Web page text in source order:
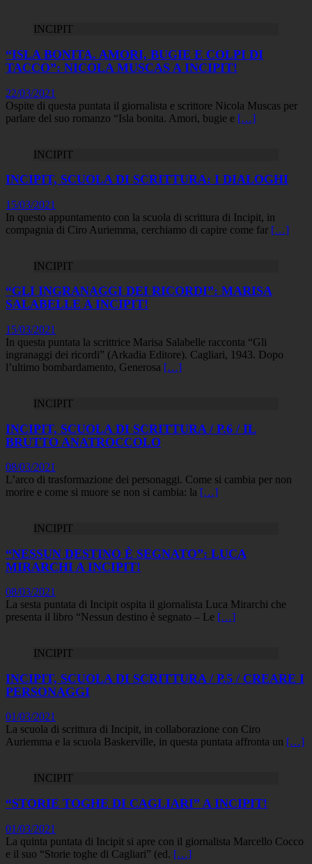
INCIPIT
“ISLA BONITA. AMORI, BUGIE E COLPI DI
TACCO”: NICOLA MUSCAS A INCIPIT!
22/03/2021
Ospite di questa puntata il giornalista e scrittore Nicola Muscas per
parlare del suo romanzo “Isla bonita. Amori, bugie e […]
INCIPIT
INCIPIT, SCUOLA DI SCRITTURA: I DIALOGHI
15/03/2021
In questo appuntamento con la scuola di scrittura di Incipit, in
compagnia di Ciro Auriemma, cerchiamo di capire come far […]
INCIPIT
“GLI INGRANAGGI DEI RICORDI”: MARISA
SALABELLE A INCIPIT!
15/03/2021
In questa puntata la scrittrice Marisa Salabelle racconta “Gli
ingranaggi dei ricordi” (Arkadia Editore). Cagliari, 1943. Dopo
l’ultimo bombardamento, Generosa […]
INCIPIT
INCIPIT, SCUOLA DI SCRITTURA / P.6 / IL
BRUTTO ANATROCCOLO
08/03/2021
L’arco di trasformazione dei personaggi. Come si cambia per non
morire e come si muore se non si cambia: la […]
INCIPIT
“NESSUN DESTINO È SEGNATO”: LUCA
MIRARCHI A INCIPIT!
08/03/2021
La sesta puntata di Incipit ospita il giornalista Luca Mirarchi che
presenta il libro “Nessun destino è segnato – Le […]
INCIPIT
INCIPIT, SCUOLA DI SCRITTURA / P.5 / CREARE I
PERSONAGGI
01/03/2021
La scuola di scrittura di Incipit, in collaborazione con Ciro
Auriemma e la scuola Baskerville, in questa puntata affronta un […]
INCIPIT
“STORIE TOGHE DI CAGLIARI” A INCIPIT!
01/03/2021
La quinta puntata di Incipit si apre con il giornalista Marcello Cocco
e il suo “Storie toghe di Cagliari” (ed. […]